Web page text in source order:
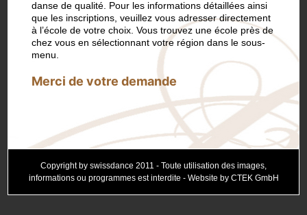
danse de qualité. Pour les informations détaillées ainsi
que les inscriptions, veuillez vous adresser directement
à l’école de votre choix. Vous trouvez une école près de
chez vous en sélectionnant votre région dans le sous-
menu.
Merci de votre demande
Copyright by swissdance 2011 - Toute utilisation des images,
informations ou programmes est interdite - Website by CTEK GmbH